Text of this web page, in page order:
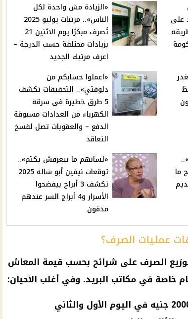
على
والطريقة
«الزيادة مش واحدة لكل
الناس».. مرتبات يوليو 2025
تُصرف مبكرًا يوم الاثنين 21
بزيادات مختلفة حسب الدرجة –
اعرف مرتبك الجديد
«اعملوا حسابكم من
دلوقتي».. التحقيقات تكشف
5 طرق خطيرة في سرقة
الكهرباء من العدادات مسبوقة
الدفع – والعقوبات تصل لفسخ
التعاقد
ما
«لسانهم ما بيعرفش يكتم»..
توقعات نيفين أبو شالة 2025
تكشف 3 أبراج بيفضحوا
الأسرار و4 أبراج السر عندهم
مدفون
عمليات الصرف؟
الصرف على شرائح بحسب قيمة المعاش
خاصة في مكاتب البريد. وفي أغلب الأحيان: